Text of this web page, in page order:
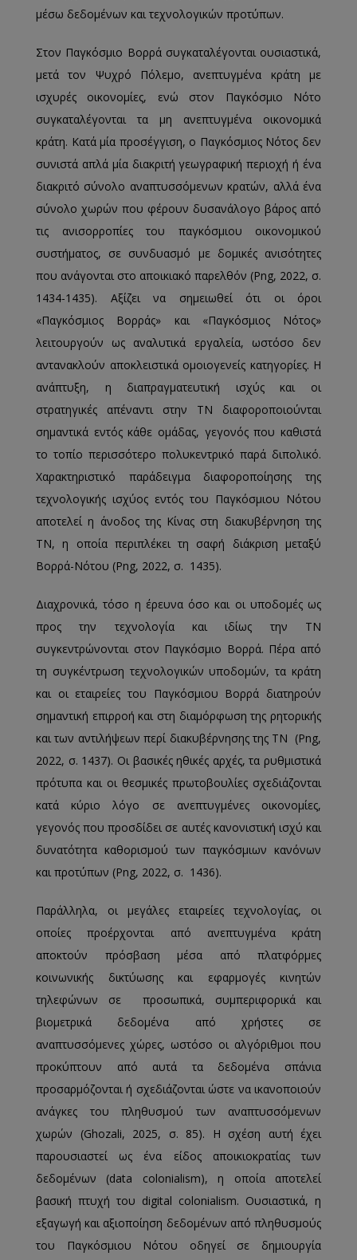
μέσω δεδομένων και τεχνολογικών προτύπων.
Στον Παγκόσμιο Βορρά συγκαταλέγονται ουσιαστικά,
μετά τον Ψυχρό Πόλεμο, ανεπτυγμένα κράτη με
ισχυρές οικονομίες, ενώ στον Παγκόσμιο Νότο
συγκαταλέγονται τα μη ανεπτυγμένα οικονομικά
κράτη. Κατά μία προσέγγιση, ο Παγκόσμιος Νότος δεν
συνιστά απλά μία διακριτή γεωγραφική περιοχή ή ένα
διακριτό σύνολο αναπτυσσόμενων κρατών, αλλά ένα
σύνολο χωρών που φέρουν δυσανάλογο βάρος από
τις ανισορροπίες του παγκόσμιου οικονομικού
συστήματος, σε συνδυασμό με δομικές ανισότητες
που ανάγονται στο αποικιακό παρελθόν (Png, 2022, σ.
1434-1435). Αξίζει να σημειωθεί ότι οι όροι
«Παγκόσμιος Βορράς» και «Παγκόσμιος Νότος»
λειτουργούν ως αναλυτικά εργαλεία, ωστόσο δεν
αντανακλούν αποκλειστικά ομοιογενείς κατηγορίες. Η
ανάπτυξη, η διαπραγματευτική ισχύς και οι
στρατηγικές απέναντι στην ΤΝ διαφοροποιούνται
σημαντικά εντός κάθε ομάδας, γεγονός που καθιστά
το τοπίο περισσότερο πολυκεντρικό παρά διπολικό.
Χαρακτηριστικό παράδειγμα διαφοροποίησης της
τεχνολογικής ισχύος εντός του Παγκόσμιου Νότου
αποτελεί η άνοδος της Κίνας στη διακυβέρνηση της
ΤΝ, η οποία περιπλέκει τη σαφή διάκριση μεταξύ
Βορρά-Νότου (Png, 2022, σ. 1435).
Διαχρονικά, τόσο η έρευνα όσο και οι υποδομές ως
προς την τεχνολογία και ιδίως την ΤΝ
συγκεντρώνονται στον Παγκόσμιο Βορρά. Πέρα από
τη συγκέντρωση τεχνολογικών υποδομών, τα κράτη
και οι εταιρείες του Παγκόσμιου Βορρά διατηρούν
σημαντική επιρροή και στη διαμόρφωση της ρητορικής
και των αντιλήψεων περί διακυβέρνησης της ΤΝ (Png,
2022, σ. 1437). Οι βασικές ηθικές αρχές, τα ρυθμιστικά
πρότυπα και οι θεσμικές πρωτοβουλίες σχεδιάζονται
κατά κύριο λόγο σε ανεπτυγμένες οικονομίες,
γεγονός που προσδίδει σε αυτές κανονιστική ισχύ και
δυνατότητα καθορισμού των παγκόσμιων κανόνων
και προτύπων (Png, 2022, σ. 1436).
Παράλληλα, οι μεγάλες εταιρείες τεχνολογίας, οι
οποίες προέρχονται από ανεπτυγμένα κράτη
αποκτούν πρόσβαση μέσα από πλατφόρμες
κοινωνικής δικτύωσης και εφαρμογές κινητών
τηλεφώνων σε προσωπικά, συμπεριφορικά και
βιομετρικά δεδομένα από χρήστες σε
αναπτυσσόμενες χώρες, ωστόσο οι αλγόριθμοι που
προκύπτουν από αυτά τα δεδομένα σπάνια
προσαρμόζονται ή σχεδιάζονται ώστε να ικανοποιούν
ανάγκες του πληθυσμού των αναπτυσσόμενων
χωρών (Ghozali, 2025, σ. 85). Η σχέση αυτή έχει
παρουσιαστεί ως ένα είδος αποικιοκρατίας των
δεδομένων (data colonialism), η οποία αποτελεί
βασική πτυχή του digital colonialism. Ουσιαστικά, η
εξαγωγή και αξιοποίηση δεδομένων από πληθυσμούς
του Παγκόσμιου Νότου οδηγεί σε δημιουργία